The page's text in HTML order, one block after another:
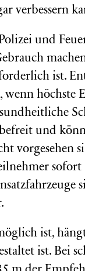
verbessern
und
ist.
höchste
und
vorgesehen
ist,
ist. Bei